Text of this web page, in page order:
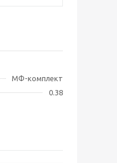
МФ-комплект
0.38